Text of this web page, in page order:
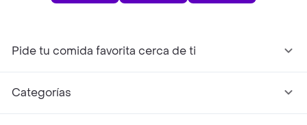
Pide tu comida favorita cerca de ti
Categorías